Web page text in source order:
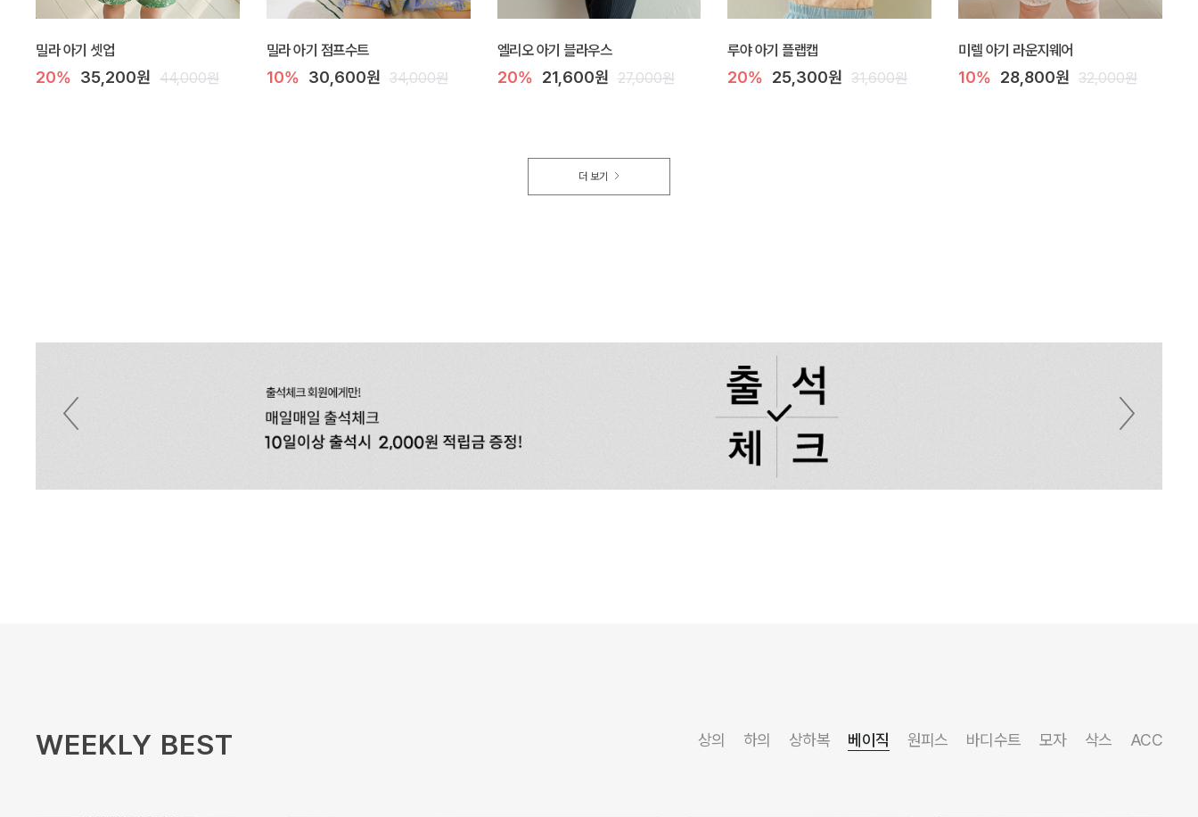
밀라 아기 셋업
20% 35,200원 44,000원
밀라 아기 점프수트
10% 30,600원 34,000원
엘리오 아기 블라우스
20% 21,600원 27,000원
루야 아기 플랩캡
20% 25,300원 31,600원
미렐 아기 라운지웨어
10% 28,800원 32,000원
더 보기
WEEKLY BEST 상의 하의 상하복 베이직 원피스 바디수트 모자 삭스 ACC